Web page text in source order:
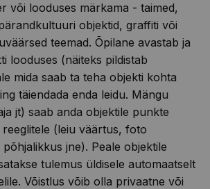
või looduses märkama - taimed,
objektid, graffiti või
teemad. Õpilane avastab ja
looduses (näiteks pildistab
mida saab ta teha objekti kohta
täiendada enda leidu. Mängu
jt) saab anda objektile punkte
(leiu väärtus, foto
jne). Peale objektile
tulemus üldisele automaatselt
Võistlus võib olla privaatne või